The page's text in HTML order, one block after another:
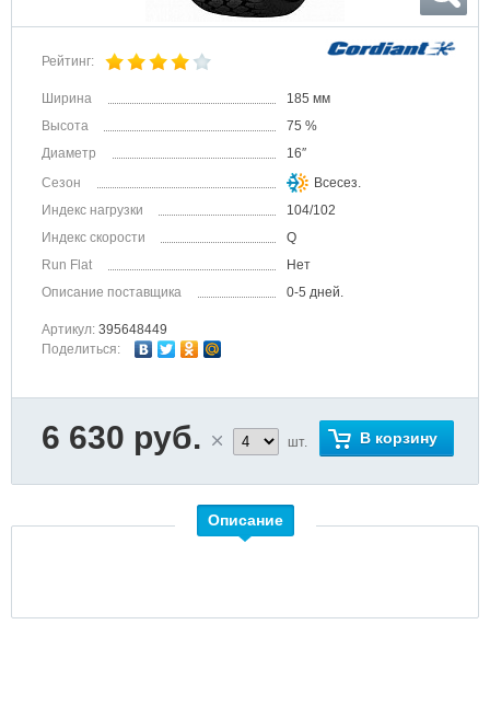
Рейтинг:
Ширина
185 мм
Высота
75 %
Диаметр
16″
Сезон
Всесез.
Индекс нагрузки
104/102
Индекс скорости
Q
Run Flat
Нет
Описание поставщика
0-5 дней.
Артикул: 395648449
Поделиться:
6 630 руб. шт. В корзину
Описание